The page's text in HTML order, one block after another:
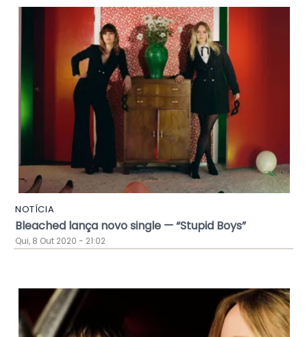
NOTÍCIA
Bleached lança novo single — “Stupid Boys”
Qui, 8 Out 2020 - 21:02